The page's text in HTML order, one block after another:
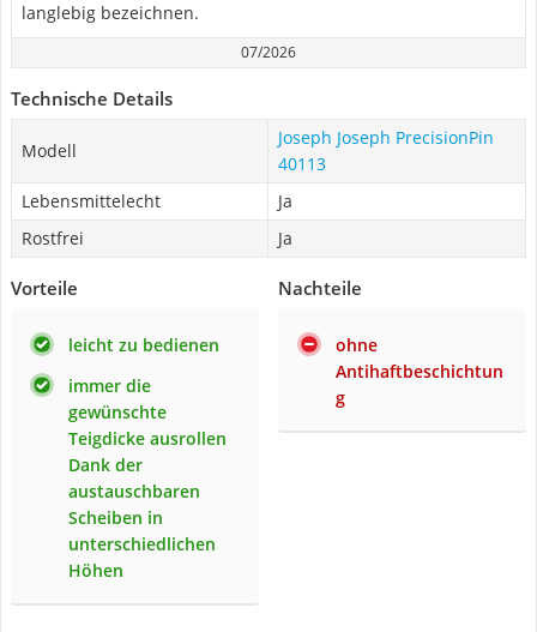
langlebig bezeichnen.
07/2026
Technische Details
Modell
Joseph Joseph PrecisionPin
40113
Lebensmittelecht
Ja
Rostfrei
Ja
Vorteile
leicht zu bedienen
immer die
gewünschte
Teigdicke ausrollen
Dank der
austauschbaren
Scheiben in
unterschiedlichen
Höhen
Nachteile
ohne
Antihaftbeschichtun
g